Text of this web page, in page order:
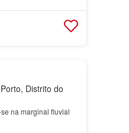
Distrito do
na marginal fluvial